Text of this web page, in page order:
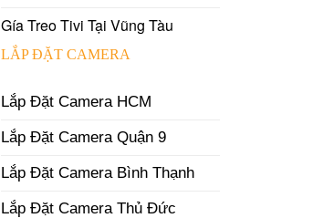
Gía Treo Tivi Tại Vũng Tàu
LẮP ĐẶT CAMERA
Lắp Đặt Camera HCM
Lắp Đặt Camera Quận 9
Lắp Đặt Camera Bình Thạnh
Lắp Đặt Camera Thủ Đức